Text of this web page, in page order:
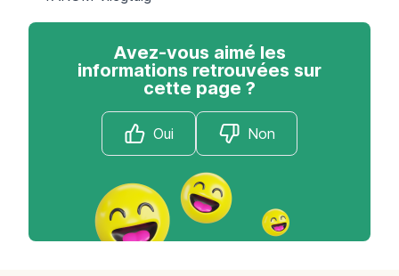
Avez-vous aimé les
informations retrouvées sur
cette page ?
Oui Non